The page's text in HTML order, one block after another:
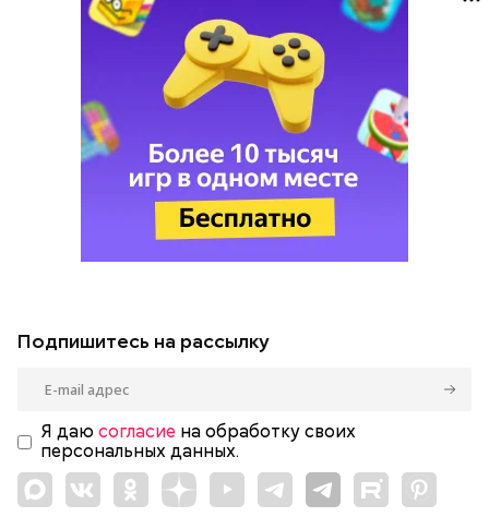
Подпишитесь на рассылку
Я даю согласие на обработку своих
персональных данных.